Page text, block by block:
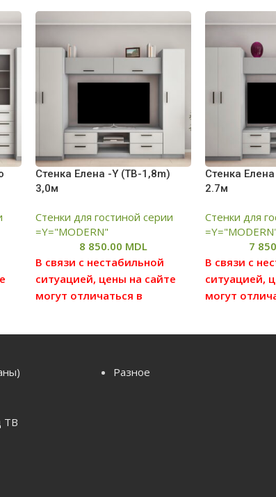
Стенка Елена -Y (ТВ-1,8m)
3,0м
Стенки для гостиной серии
=Y="MODERN"
8 850.00 MDL
В связи с нестабильной
ситуацией, цены на сайте
могут отличаться в
этого можете связаться с
Стенка
2.7м
Стенки для
7
В связи с
ситуацией,
могут
просим вас
этого
нами по
ТВ
Разное